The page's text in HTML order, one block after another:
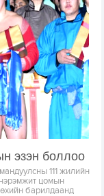
эзэн боллоо
111 жилийн
цомын
барилдаанд